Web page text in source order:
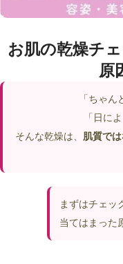
お肌の乾燥チ
原
「ちゃん
「日に
そんな乾燥は、 肌質で
まずはチェッ
当てはまった